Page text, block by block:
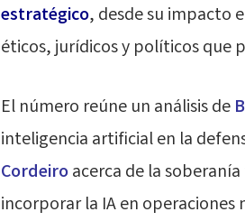
estratégico, desde su impacto
éticos, jurídicos y políticos que
El número reúne un análisis de
inteligencia artificial en la
Cordeiroacerca de la
incorporar la IA en operaciones